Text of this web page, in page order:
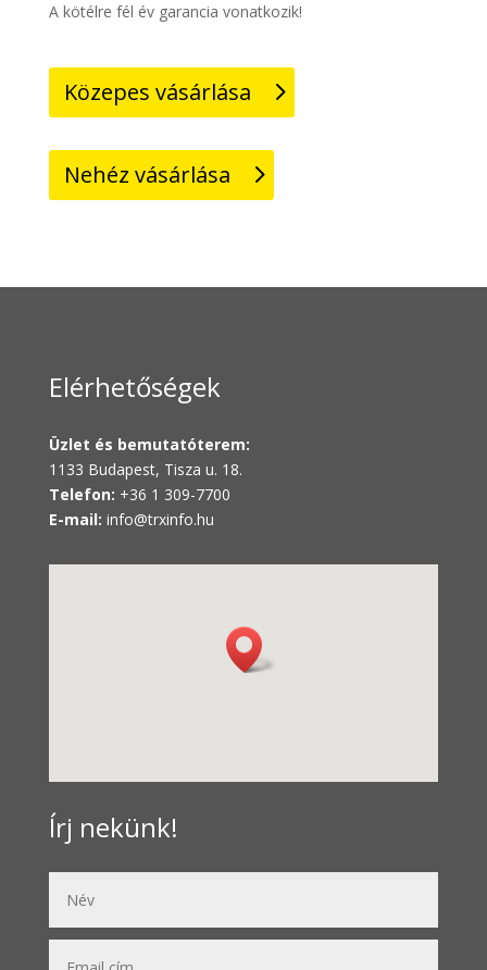
A kötélre fél év garancia vonatkozik!
Közepes vásárlása
Nehéz vásárlása
Elérhetőségek
Üzlet és bemutatóterem:
1133 Budapest, Tisza u. 18.
Telefon: +36 1 309-7700
E-mail: info@trxinfo.hu
Írj nekünk!